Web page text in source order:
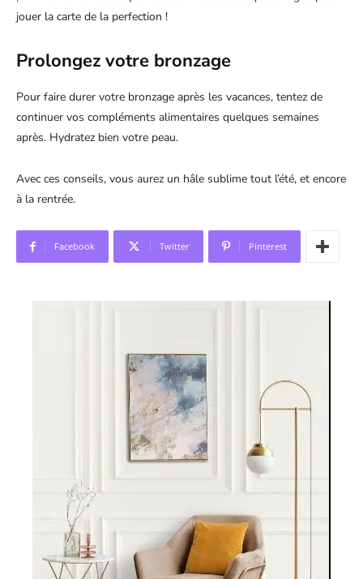
jouer la carte de la perfection !
Prolongez votre bronzage
Pour faire durer votre bronzage après les vacances, tentez de
continuer vos compléments alimentaires quelques semaines
après. Hydratez bien votre peau.
Avec ces conseils, vous aurez un hâle sublime tout l’été, et encore
à la rentrée.
Facebook Twitter Pinterest